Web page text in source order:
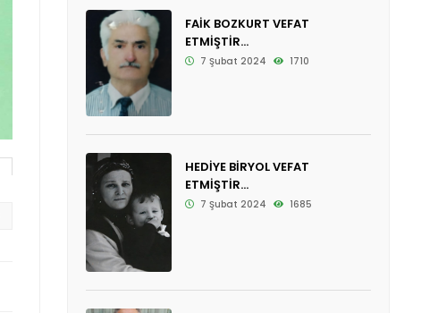
FAİK BOZKURT VEFAT
ETMİŞTİR...
7 Şubat 2024 1710
HEDİYE BİRYOL VEFAT
ETMİŞTİR...
7 Şubat 2024 1685